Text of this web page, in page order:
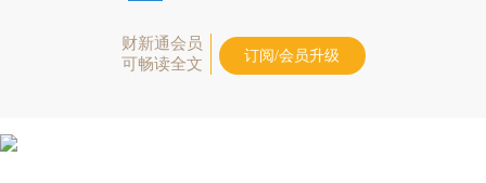
财新通会员
可畅读全文
订阅/会员升级